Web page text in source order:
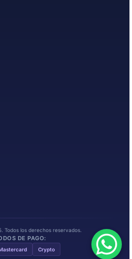
Todos los derechos reservados.
DE PAGO:
Crypto